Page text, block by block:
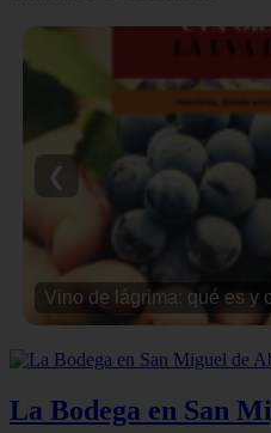
Vino de lágrima: qué es y
❮
La Bodega en San